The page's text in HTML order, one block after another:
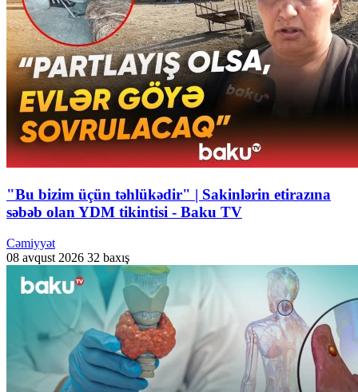
"Bu bizim üçün təhlükədir" | Sakinlərin etirazına
səbəb olan YDM tikintisi - Baku TV
Cəmiyyət
08 avqust 2026 32 baxış